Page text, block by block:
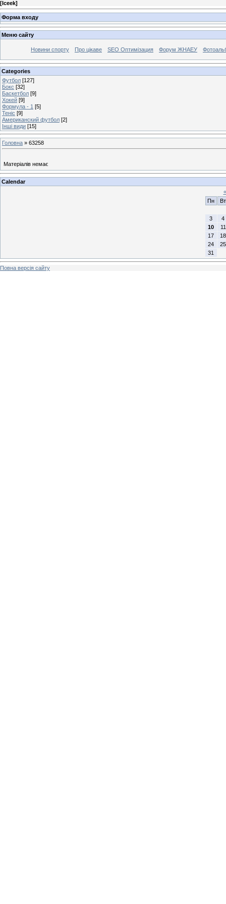
[Iceek]
Форма входу
Меню сайту
Новини спорту Про цікаве SEO Оптимізация Форум ЖНАЕУ
Categories
Футбол [127]
Бокс [32]
Баскетбол [9]
Хокей [9]
Формула - 1 [5]
Теніс [9]
Американский футбол [2]
Інші види [15]
Головна » 63258
Матеріалів немає
Calendar
«
Пн
Вт
3
4
10
11
17
18
24
25
31
Повна версія сайту